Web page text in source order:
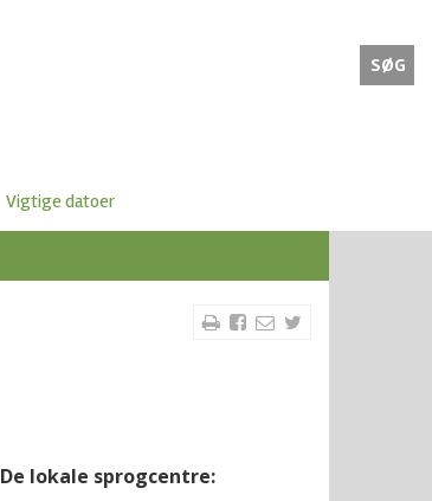
Vigtige datoer
SØG
De lokale sprogcentre: